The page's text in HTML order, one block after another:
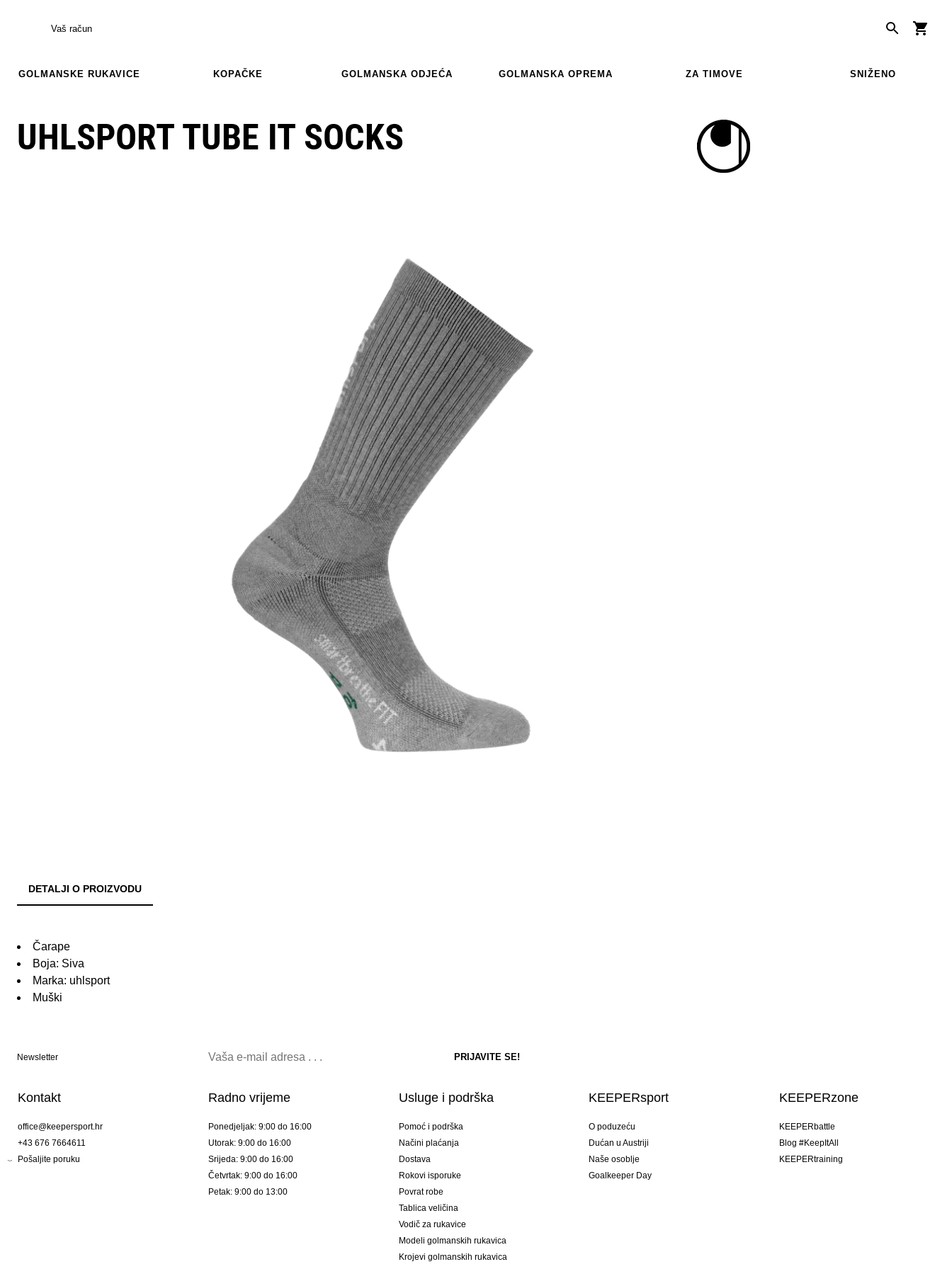
Vaš račun
GOLMANSKE RUKAVICE KOPAČKE GOLMANSKA ODJEĆA GOLMANSKA OPREMA ZA TIMOVE SNIŽENO
UHLSPORT TUBE IT SOCKS
DETALJI O PROIZVODU
Čarape
Boja: Siva
Marka: uhlsport
Muški
Newsletter
Kontakt
office@keepersport.hr
+43 676 7664611
Pošaljite poruku
Radno vrijeme
Ponedjeljak: 9:00 do 16:00
Utorak: 9:00 do 16:00
Srijeda: 9:00 do 16:00
Četvrtak: 9:00 do 16:00
Petak: 9:00 do 13:00
Usluge i podrška
Pomoć i podrška
Načini plaćanja
Dostava
Rokovi isporuke
Povrat robe
Tablica veličina
Vodič za rukavice
Modeli golmanskih rukavica
Krojevi golmanskih rukavica
KEEPERsport
O poduzeću
Dućan u Austriji
Naše osoblje
Goalkeeper Day
KEEPERzone
KEEPERbattle
Blog #KeepItAll
KEEPERtraining